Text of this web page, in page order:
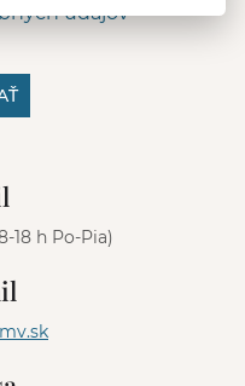
údajov
18 h Po-Pia)